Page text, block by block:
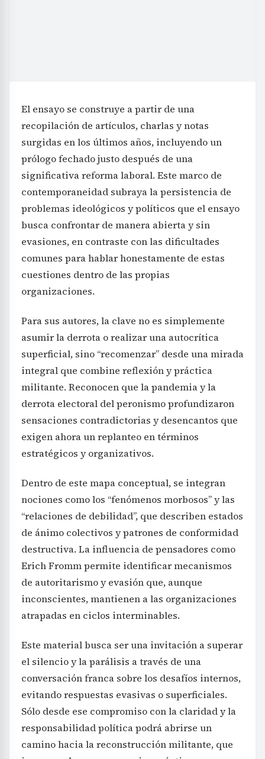
El ensayo se construye a partir de una
recopilación de artículos, charlas y notas
surgidas en los últimos años, incluyendo un
prólogo fechado justo después de una
significativa reforma laboral. Este marco de
contemporaneidad subraya la persistencia de
problemas ideológicos y políticos que el ensayo
busca confrontar de manera abierta y sin
evasiones, en contraste con las dificultades
comunes para hablar honestamente de estas
cuestiones dentro de las propias
organizaciones.
Para sus autores, la clave no es simplemente
asumir la derrota o realizar una autocrítica
superficial, sino “recomenzar” desde una mirada
integral que combine reflexión y práctica
militante. Reconocen que la pandemia y la
derrota electoral del peronismo profundizaron
sensaciones contradictorias y desencantos que
exigen ahora un replanteo en términos
estratégicos y organizativos.
Dentro de este mapa conceptual, se integran
nociones como los “fenómenos morbosos” y las
“relaciones de debilidad”, que describen estados
de ánimo colectivos y patrones de conformidad
destructiva. La influencia de pensadores como
Erich Fromm permite identificar mecanismos
de autoritarismo y evasión que, aunque
inconscientes, mantienen a las organizaciones
atrapadas en ciclos interminables.
Este material busca ser una invitación a superar
el silencio y la parálisis a través de una
conversación franca sobre los desafíos internos,
evitando respuestas evasivas o superficiales.
Sólo desde ese compromiso con la claridad y la
responsabilidad política podrá abrirse un
camino hacia la reconstrucción militante, que